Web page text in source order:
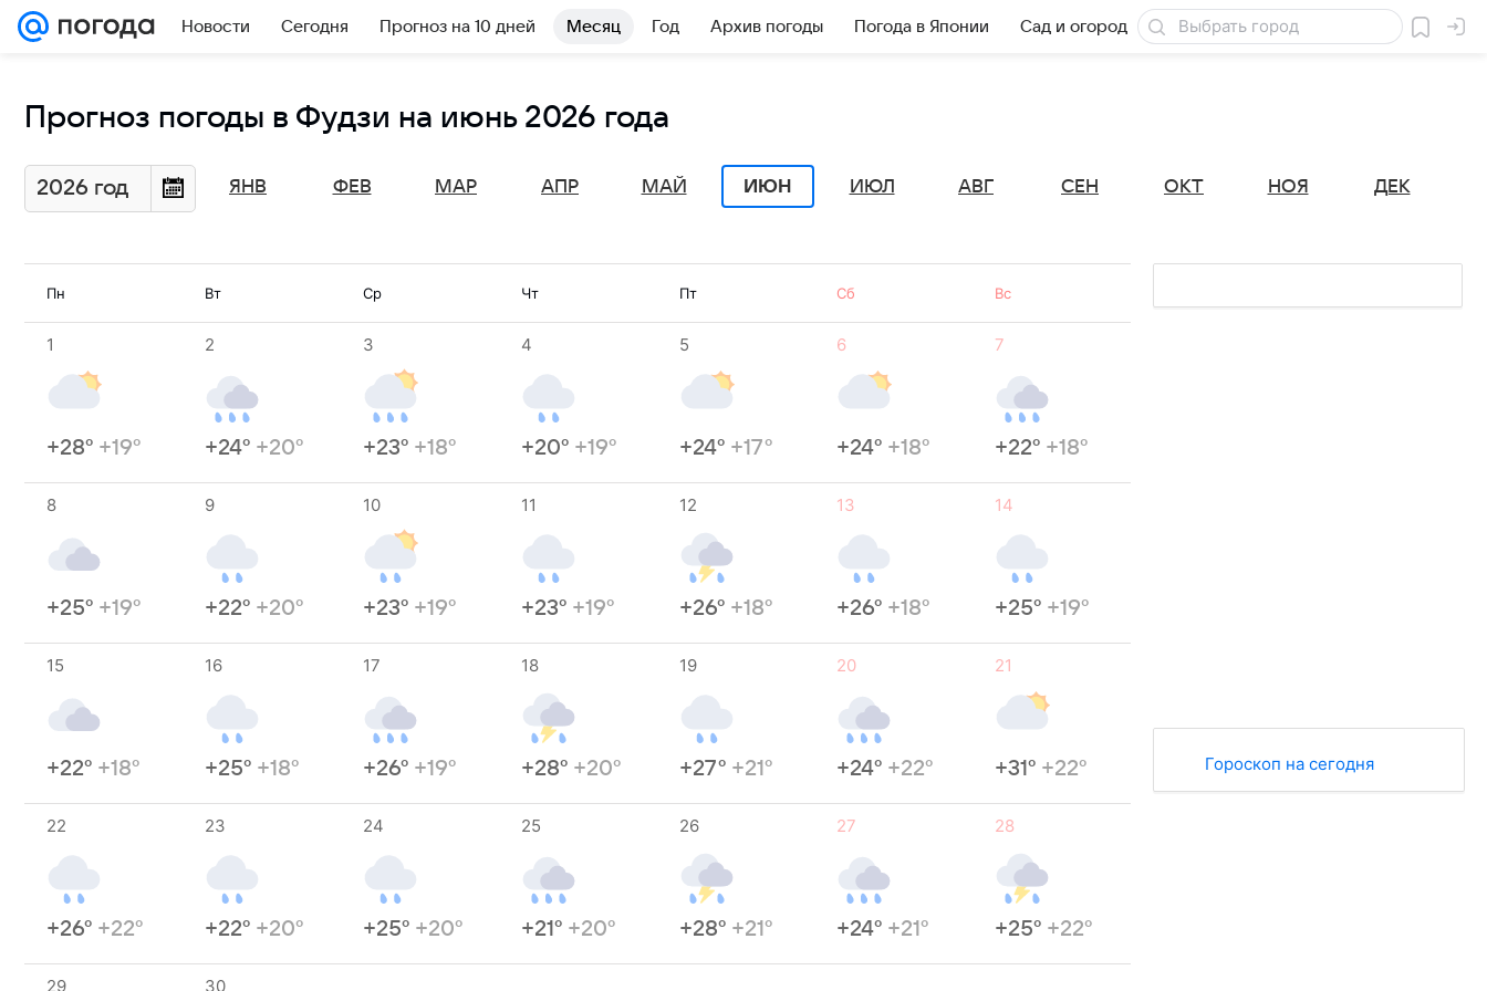
Новости Сегодня Прогноз на 10 дней Месяц Год Архив погоды Погода в Японии Сад и огород Товары для дачи
Прогноз погоды в Фудзи на июнь 2026 года
2026 год ЯНВ ФЕВ МАР АПР МАЙ ИЮН ИЮЛ АВГ СЕН ОКТ НОЯ ДЕК
Пн Вт Ср Чт Пт Сб Вс
1
+28° +19°
2
+24° +20°
3
+23° +18°
4
+20° +19°
5
+24° +17°
6
+24° +18°
7
+22° +18°
8
+25° +19°
9
+22° +20°
10
+23° +19°
11
+23° +19°
12
+26° +18°
13
+26° +18°
14
+25° +19°
15
+22° +18°
16
+25° +18°
17
+26° +19°
18
+28° +20°
19
+27° +21°
20
+24° +22°
21
+31° +22°
22
+26° +22°
23
+22° +20°
24
+25° +20°
25
+21° +20°
26
+28° +21°
27
+24° +21°
28
+25° +22°
29 30
Гороскоп на сегодня